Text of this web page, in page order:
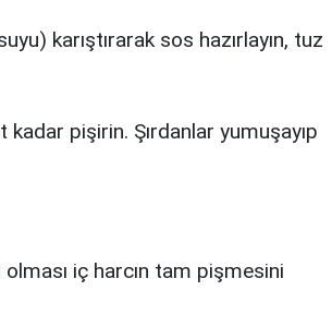
karıştırarak sos hazırlayın, tuz
kadar pişirin. Şırdanlar yumuşayıp
olması iç harcın tam pişmesini